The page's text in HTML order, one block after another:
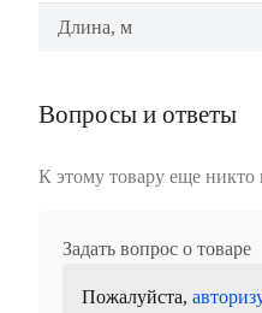
Длина, м
Вопросы и ответы
К этому товару еще никто
Задать вопрос о товаре
Пожалуйста,